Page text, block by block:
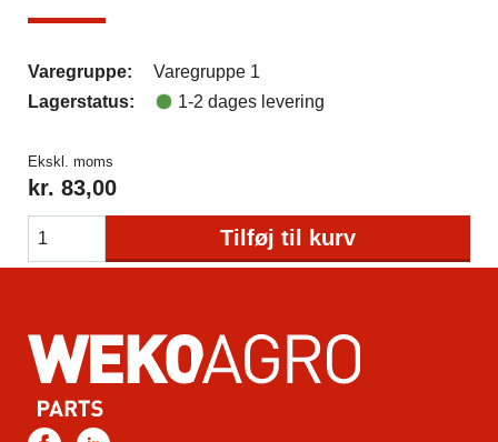
Varegruppe:
Varegruppe 1
Lagerstatus:
1-2 dages levering
Ekskl. moms
kr. 83,00
Tilføj til kurv